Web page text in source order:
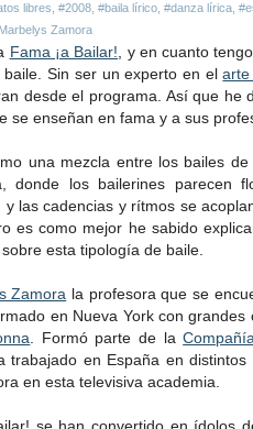
libres #2008 #baila lírico #danza lírica
Zamora
Fama ¡a Bailar! , y en cuanto
Sin ser un experto en el
desde el programa. Así que he
se enseñan en fama y a sus
una mezcla entre los bailes
donde los bailerines parecen
las cadencias y rítmos se
es como mejor he sabido
esta tipología de baile.
Zamora la profesora que se
en Nueva York con
. Formó parte de la
trabajado en España en
en esta televisiva academia.